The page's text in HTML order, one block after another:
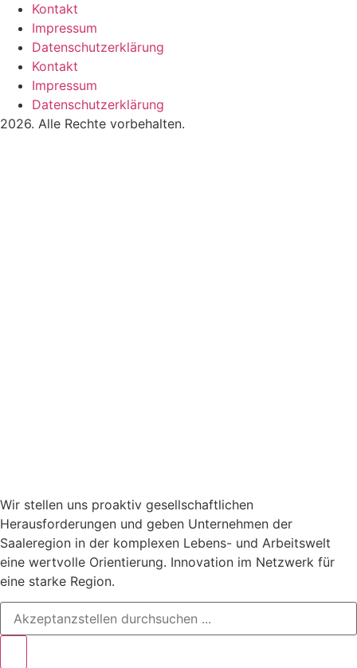
Kontakt
Impressum
Datenschutzerklärung
Kontakt
Impressum
Datenschutzerklärung
2026. Alle Rechte vorbehalten.
Wir stellen uns proaktiv gesellschaftlichen
Herausforderungen und geben Unternehmen der
Saaleregion in der komplexen Lebens- und Arbeitswelt
eine wertvolle Orientierung. Innovation im Netzwerk für
eine starke Region.
Search